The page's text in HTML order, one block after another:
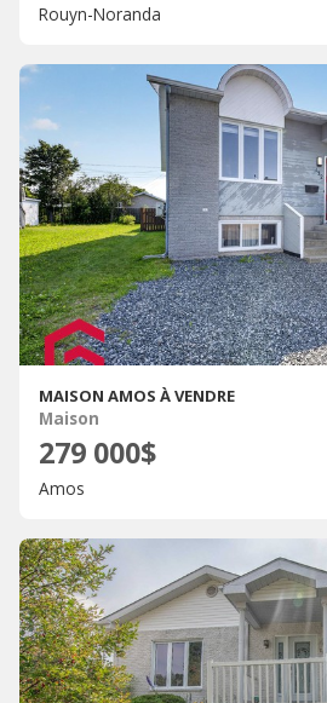
Rouyn-Noranda
MAISON AMOS À VENDRE
Maison
279 000$
Amos